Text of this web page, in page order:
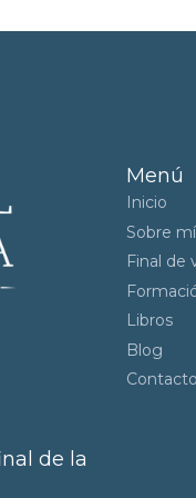
de la
Menú
Inicio
Sobre mí
Final de
Libros
Blog
Contacto